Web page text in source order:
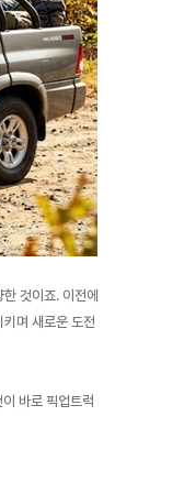
것이죠. 이전에
며 새로운 도전
바로 픽업트럭